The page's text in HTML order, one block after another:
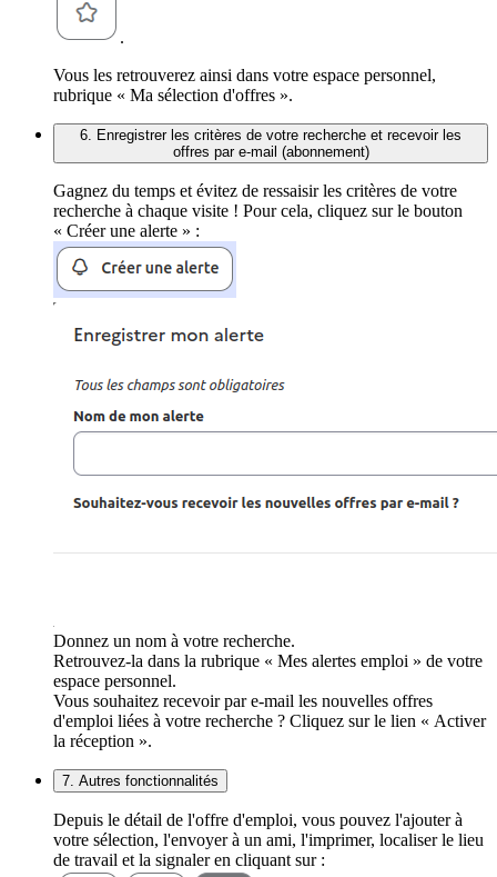
.
Vous les retrouverez ainsi dans votre espace personnel,
rubrique « Ma sélection d'offres ».
6. Enregistrer les critères de votre recherche et recevoir les
offres par e-mail (abonnement)
Gagnez du temps et évitez de ressaisir les critères de votre
recherche à chaque visite ! Pour cela, cliquez sur le bouton
« Créer une alerte » :
Donnez un nom à votre recherche.
Retrouvez-la dans la rubrique « Mes alertes emploi » de votre
espace personnel.
Vous souhaitez recevoir par e-mail les nouvelles offres
d'emploi liées à votre recherche ? Cliquez sur le lien « Activer
la réception ».
7. Autres fonctionnalités
Depuis le détail de l'offre d'emploi, vous pouvez l'ajouter à
votre sélection, l'envoyer à un ami, l'imprimer, localiser le lieu
de travail et la signaler en cliquant sur :